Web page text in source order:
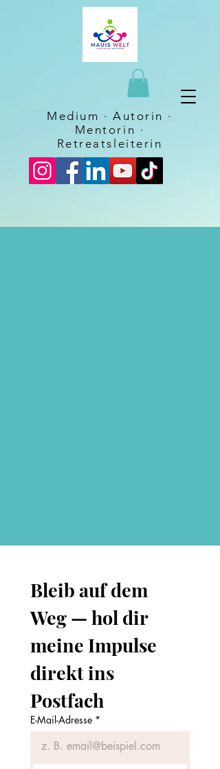
Medium · Autorin ·
Mentorin ·
Retreatsleiterin
Bleib auf dem
Weg — hol dir
meine Impulse
direkt ins
Postfach
E-Mail-Adresse *